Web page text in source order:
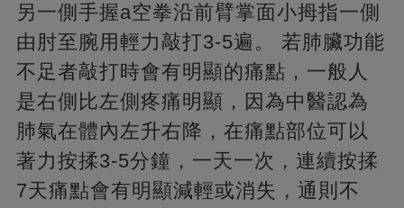
另一側手握a空拳沿前臂掌面小拇指一側
由肘至腕用輕力敲打3-5遍。 若肺臟功能
不足者敲打時會有明顯的痛點，一般人
是右側比左側疼痛明顯，因為中醫認為
肺氣在體內左升右降，在痛點部位可以
著力按揉3-5分鐘，一天一次，連續按揉
7天痛點會有明顯減輕或消失，通則不